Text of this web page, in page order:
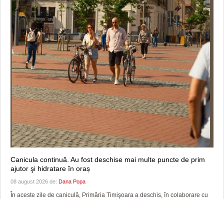
Canicula continuă. Au fost deschise mai multe puncte de prim
ajutor şi hidratare în oraș
08 august 2026 de: Dana Popa
În aceste zile de caniculă, Primăria Timişoara a deschis, în colaborare cu